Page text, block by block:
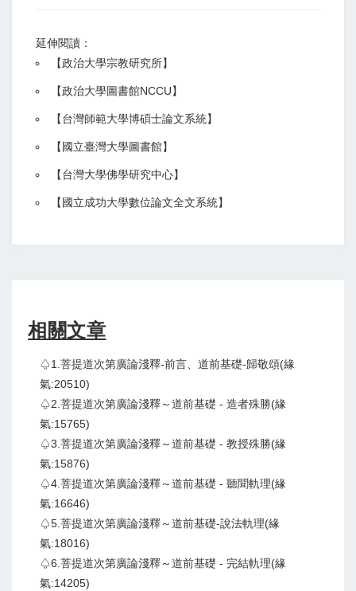
延伸閱讀：
【政治大學宗教研究所】
【政治大學圖書館NCCU】
【台灣師範大學博碩士論文系統】
【 國立臺灣大學圖書館】
【台灣大學佛學研究中心】
【 國立成功大學數位論文全文系統】
相關文章
♤1.菩提道次第廣論淺釋-前言、道前基礎-歸敬頌(緣
氣:20510)
♤2.菩提道次第廣論淺釋～道前基礎 - 造者殊勝(緣
氣:15765)
♤3.菩提道次第廣論淺釋～道前基礎 - 教授殊勝(緣
氣:15876)
♤4.菩提道次第廣論淺釋～道前基礎 - 聽聞軌理(緣
氣:16646)
♤5.菩提道次第廣論淺釋～道前基礎-說法軌理(緣
氣:18016)
♤6.菩提道次第廣論淺釋～道前基礎 - 完結軌理(緣
氣:14205)